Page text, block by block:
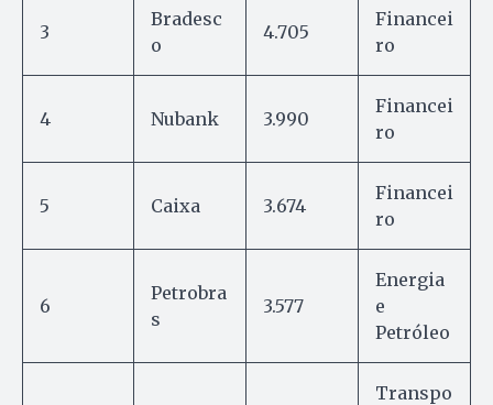
3
Bradesc
o
4.705
Financei
ro
4 Nubank 3.990
Financei
ro
5 Caixa 3.674
Financei
ro
6
Petrobra
s
3.577
Energia
e
Petróleo
Transpo